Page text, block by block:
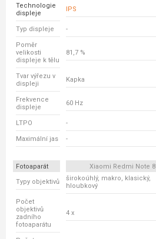
Technologie
displeje
IPS
Typ displeje -
Poměr
velikosti
displeje k tělu
81,7 %
Tvar výřezu v
displeji
Kapka
Frekvence
displeje
60 Hz
LTPO -
Maximální jas -
Fotoaparát Xiaomi Redmi Note 8
Typy objektivů
širokoúhlý, makro, klasický,
hloubkový
Počet
objektivů
zadního
fotoaparátu
4 x